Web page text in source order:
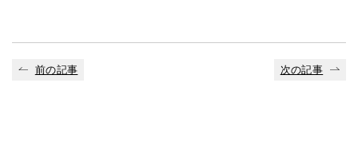
前の記事 次の記事